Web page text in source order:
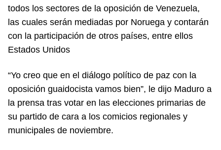
todos los sectores de la oposición de Venezuela,
las cuales serán mediadas por Noruega y contarán
con la participación de otros países, entre ellos
Estados Unidos
“Yo creo que en el diálogo político de paz con la
oposición guaidocista vamos bien”, le dijo Maduro a
la prensa tras votar en las elecciones primarias de
su partido de cara a los comicios regionales y
municipales de noviembre.